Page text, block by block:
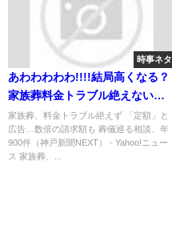
時事ネタ
あわわわわわ!!!!結局高くなる？
家族葬料金トラブル絶えない理
由
家族葬、料金トラブル絶えず 「定額」と
広告…数倍の請求額も 葬儀巡る相談、年
900件（神戸新聞NEXT） - Yahoo!ニュー
ス 家族葬、...